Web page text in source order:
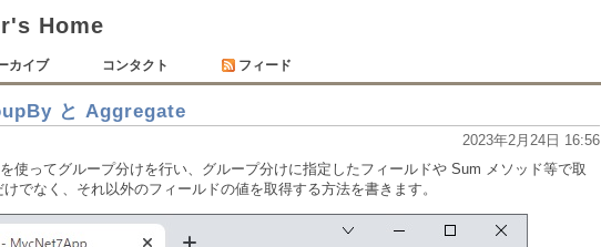
Home
カイブ コンタクト フィード
と Aggregate
2023年2月24日 16:56
使ってグループ分けを行い、グループ分けに指定したフィールドや Sum メソッド等で取
でなく、それ以外のフィールドの値を取得する方法を書きます。